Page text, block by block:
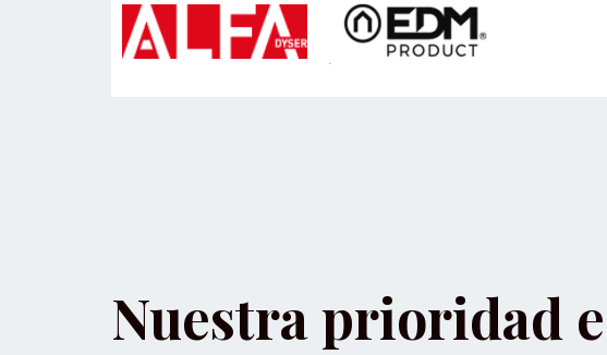
Nuestra prioridad